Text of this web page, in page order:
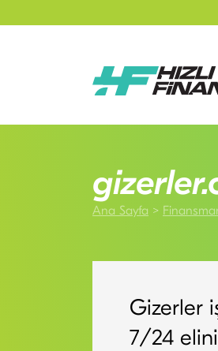
Ana Sayfa
Gizerler
7/24